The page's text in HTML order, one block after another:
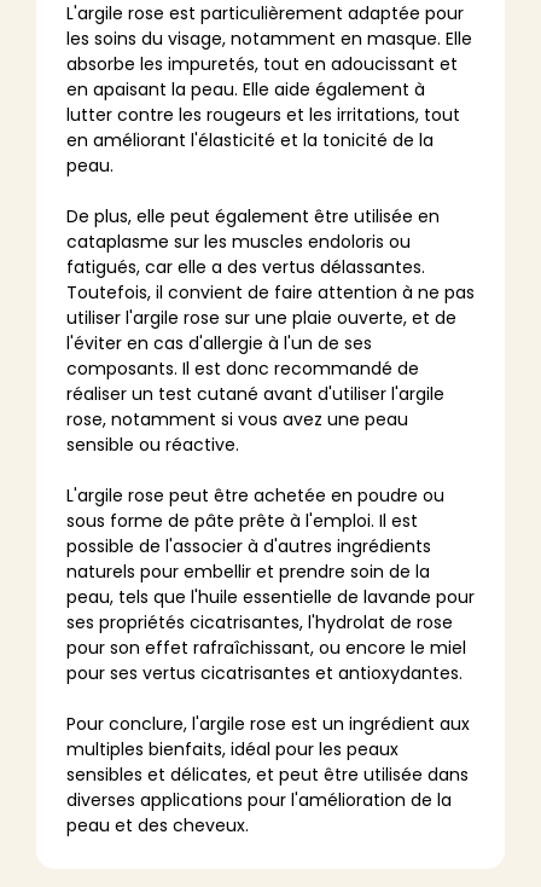
L'argile rose est particulièrement adaptée pour
les soins du visage, notamment en masque. Elle
absorbe les impuretés, tout en adoucissant et
en apaisant la peau. Elle aide également à
lutter contre les rougeurs et les irritations, tout
en améliorant l'élasticité et la tonicité de la
peau.
De plus, elle peut également être utilisée en
cataplasme sur les muscles endoloris ou
fatigués, car elle a des vertus délassantes.
Toutefois, il convient de faire attention à ne pas
utiliser l'argile rose sur une plaie ouverte, et de
l'éviter en cas d'allergie à l'un de ses
composants. Il est donc recommandé de
réaliser un test cutané avant d'utiliser l'argile
rose, notamment si vous avez une peau
sensible ou réactive.
L'argile rose peut être achetée en poudre ou
sous forme de pâte prête à l'emploi. Il est
possible de l'associer à d'autres ingrédients
naturels pour embellir et prendre soin de la
peau, tels que l'huile essentielle de lavande pour
ses propriétés cicatrisantes, l'hydrolat de rose
pour son effet rafraîchissant, ou encore le miel
pour ses vertus cicatrisantes et antioxydantes.
Pour conclure, l'argile rose est un ingrédient aux
multiples bienfaits, idéal pour les peaux
sensibles et délicates, et peut être utilisée dans
diverses applications pour l'amélioration de la
peau et des cheveux.